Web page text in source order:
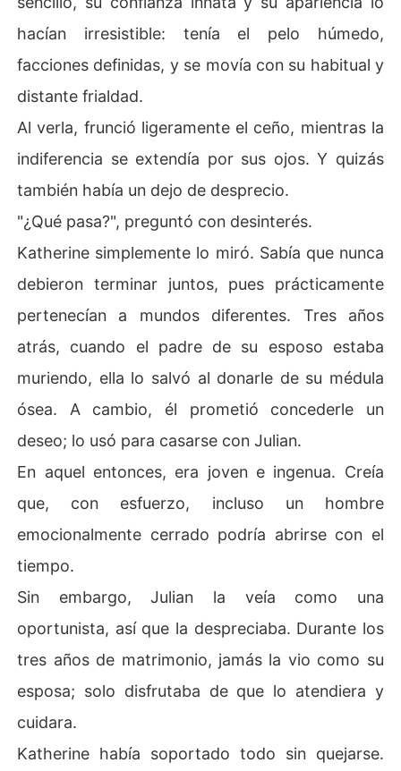
hacían irresistible: tenía el pelo húmedo,
facciones definidas, y se movía con su habitual y
distante frialdad.
Al verla, frunció ligeramente el ceño, mientras la
indiferencia se extendía por sus ojos. Y quizás
también había un dejo de desprecio.
"¿Qué pasa?", preguntó con desinterés.
Katherine simplemente lo miró. Sabía que nunca
debieron terminar juntos, pues prácticamente
pertenecían a mundos diferentes. Tres años
atrás, cuando el padre de su esposo estaba
muriendo, ella lo salvó al donarle de su médula
ósea. A cambio, él prometió concederle un
deseo; lo usó para casarse con Julian.
En aquel entonces, era joven e ingenua. Creía
que, con esfuerzo, incluso un hombre
emocionalmente cerrado podría abrirse con el
tiempo.
Sin embargo, Julian la veía como una
oportunista, así que la despreciaba. Durante los
tres años de matrimonio, jamás la vio como su
esposa; solo disfrutaba de que lo atendiera y
cuidara.
Katherine había soportado todo sin quejarse.